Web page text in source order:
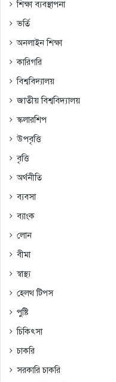
শিক্ষা ব্যবস্থাপনা
ভর্তি
অনলাইন শিক্ষা
কারিগরি
বিশ্ববিদ্যালয়
জাতীয় বিশ্ববিদ্যালয়
স্কলারশিপ
উপবৃত্তি
বৃত্তি
অর্থনীতি
ব্যবসা
ব্যাংক
লোন
বীমা
স্বাস্থ্য
হেলথ টিপস
পুষ্টি
চিকিৎসা
চাকরি
সরকারি চাকরি